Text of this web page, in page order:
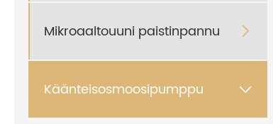
Mikroaaltouuni paistinpannu 
Käänteisosmoosipumppu 